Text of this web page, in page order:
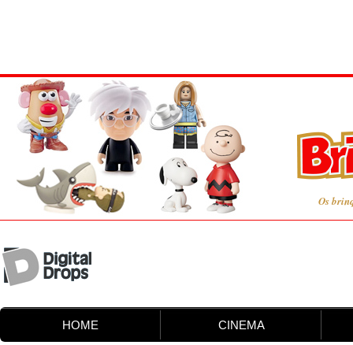
Os
HOME CINEMA